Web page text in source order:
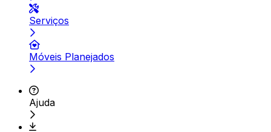
Serviços
Móveis Planejados
Ajuda